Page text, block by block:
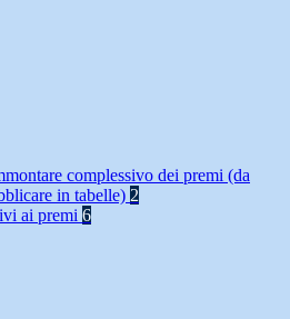
complessivo dei premi (da
in tabelle) 2
ai premi 6